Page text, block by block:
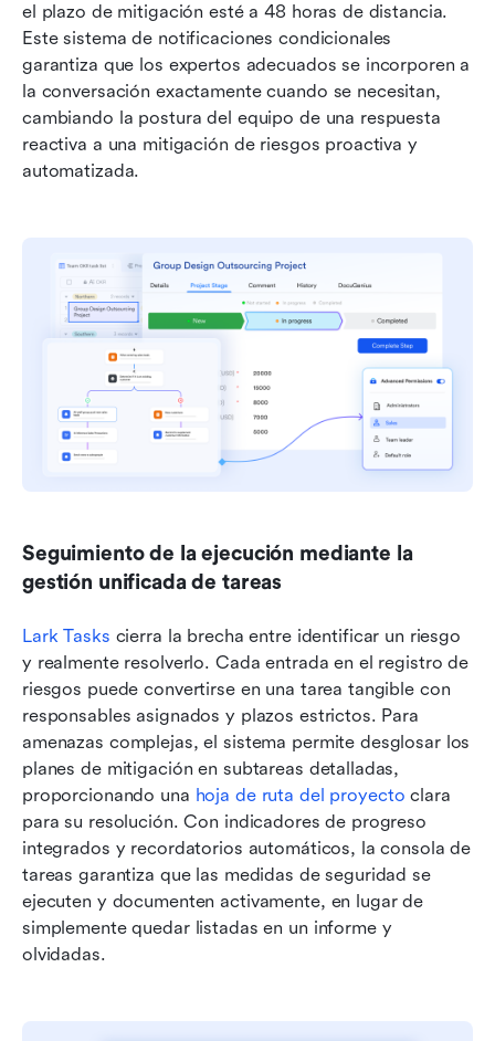
el plazo de mitigación esté a 48 horas de distancia.
Este sistema de notificaciones condicionales
garantiza que los expertos adecuados se incorporen a
la conversación exactamente cuando se necesitan,
cambiando la postura del equipo de una respuesta
reactiva a una mitigación de riesgos proactiva y
automatizada.
Seguimiento de la ejecución mediante la
gestión unificada de tareas
Lark Tasks cierra la brecha entre identificar un riesgo
y realmente resolverlo. Cada entrada en el registro de
riesgos puede convertirse en una tarea tangible con
responsables asignados y plazos estrictos. Para
amenazas complejas, el sistema permite desglosar los
planes de mitigación en subtareas detalladas,
proporcionando una hoja de ruta del proyecto clara
para su resolución. Con indicadores de progreso
integrados y recordatorios automáticos, la consola de
tareas garantiza que las medidas de seguridad se
ejecuten y documenten activamente, en lugar de
simplemente quedar listadas en un informe y
olvidadas.